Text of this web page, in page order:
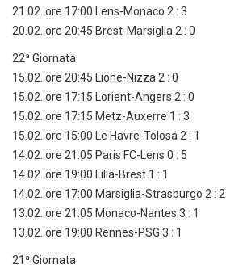
21.02. ore 17:00 Lens-Monaco 2 : 3
20.02. ore 20:45 Brest-Marsiglia 2 : 0
22ª Giornata
15.02. ore 20:45 Lione-Nizza 2 : 0
15.02. ore 17:15 Lorient-Angers 2 : 0
15.02. ore 17:15 Metz-Auxerre 1 : 3
15.02. ore 15:00 Le Havre-Tolosa 2 : 1
14.02. ore 21:05 Paris FC-Lens 0 : 5
14.02. ore 19:00 Lilla-Brest 1 : 1
14.02. ore 17:00 Marsiglia-Strasburgo 2 : 2
13.02. ore 21:05 Monaco-Nantes 3 : 1
13.02. ore 19:00 Rennes-PSG 3 : 1
21ª Giornata